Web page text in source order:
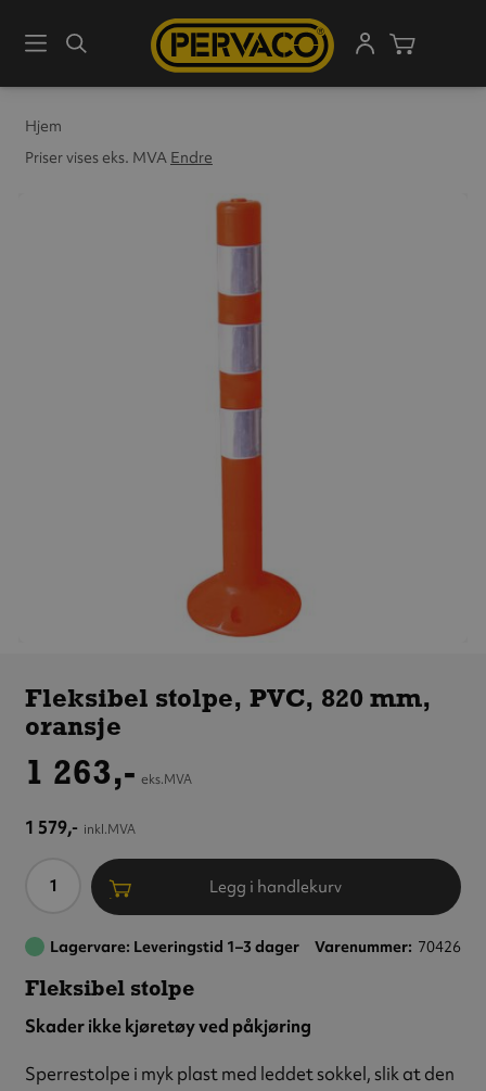
MenySøk
Hjem
Priser vises eks. MVA Endre
PVC,
820 mm,
Fleksibel stolpe, PVC, 820 mm,
oransje
1 263,- eks.MVA
1 579,- inkl.MVA
Antall Legg i handlekurv
Lagervare: Leveringstid 1–3 dager Varenummer 70426
Fleksibel stolpe
Skader ikke kjøretøy ved påkjøring
Sperrestolpe i myk plast med leddet sokkel, slik at den